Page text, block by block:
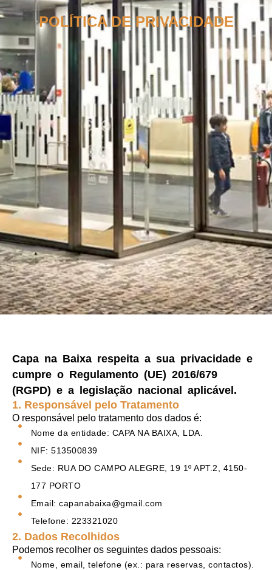
POLÍTICA DE PRIVACIDADE
Capa na Baixa respeita a sua privacidade e
cumpre o Regulamento (UE) 2016/679
(RGPD) e a legislação nacional aplicável.
1. Responsável pelo Tratamento
O responsável pelo tratamento dos dados é:
Nome da entidade: CAPA NA BAIXA, LDA.
NIF: 513500839
Sede: RUA DO CAMPO ALEGRE, 19 1º APT.2, 4150-
177 PORTO
Email: capanabaixa@gmail.com
Telefone: 223321020
2. Dados Recolhidos
Podemos recolher os seguintes dados pessoais:
Nome, email, telefone (ex.: para reservas, contactos).